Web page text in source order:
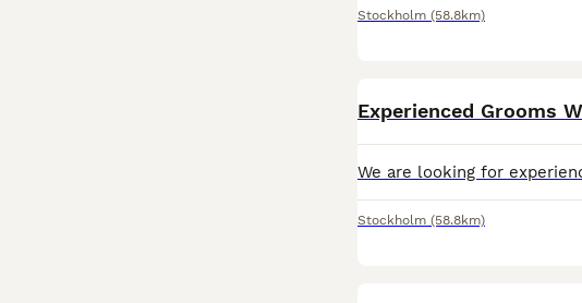
Stockholm (58.8km)
Experienced Grooms
Stockholm (58.8km)